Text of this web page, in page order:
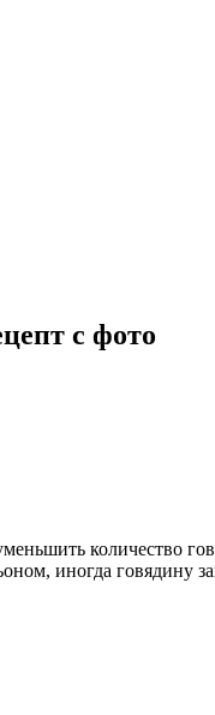
с фото
количество
иногда